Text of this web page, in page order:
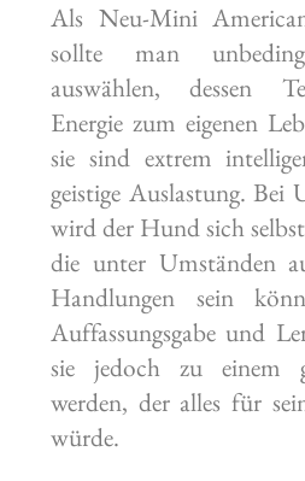
Als Neu-Mini
sollte man
auswählen, dessen
Energie zum eigenen
sie sind extrem
geistige Auslastung. Bei
wird der Hund sich
die unter Umständen
Handlungen sein
Auffassungsgabe und
sie jedoch zu einem
werden, der alles für
würde.